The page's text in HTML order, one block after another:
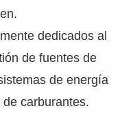
dedicados al
de fuentes de
de energía
carburantes.